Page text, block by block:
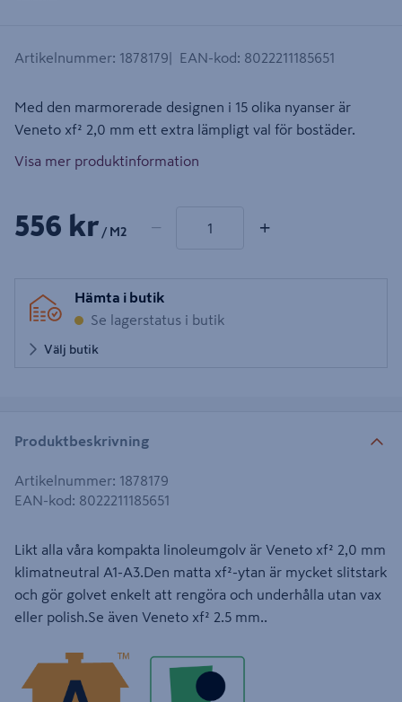
Artikelnummer: 1878179 EAN-kod: 8022211185651
Med den marmorerade designen i 15 olika nyanser är
Veneto xf² 2,0 mm ett extra lämpligt val för bostäder.
Visa mer produktinformation
556 kr / M2 − +
Hämta i butik
Se lagerstatus i butik
Välj butik
Produktbeskrivning
Artikelnummer: 1878179
EAN-kod: 8022211185651
Likt alla våra kompakta linoleumgolv är Veneto xf² 2,0 mm
klimatneutral A1-A3.Den matta xf²-ytan är mycket slitstark
och gör golvet enkelt att rengöra och underhålla utan vax
eller polish.Se även Veneto xf² 2.5 mm..